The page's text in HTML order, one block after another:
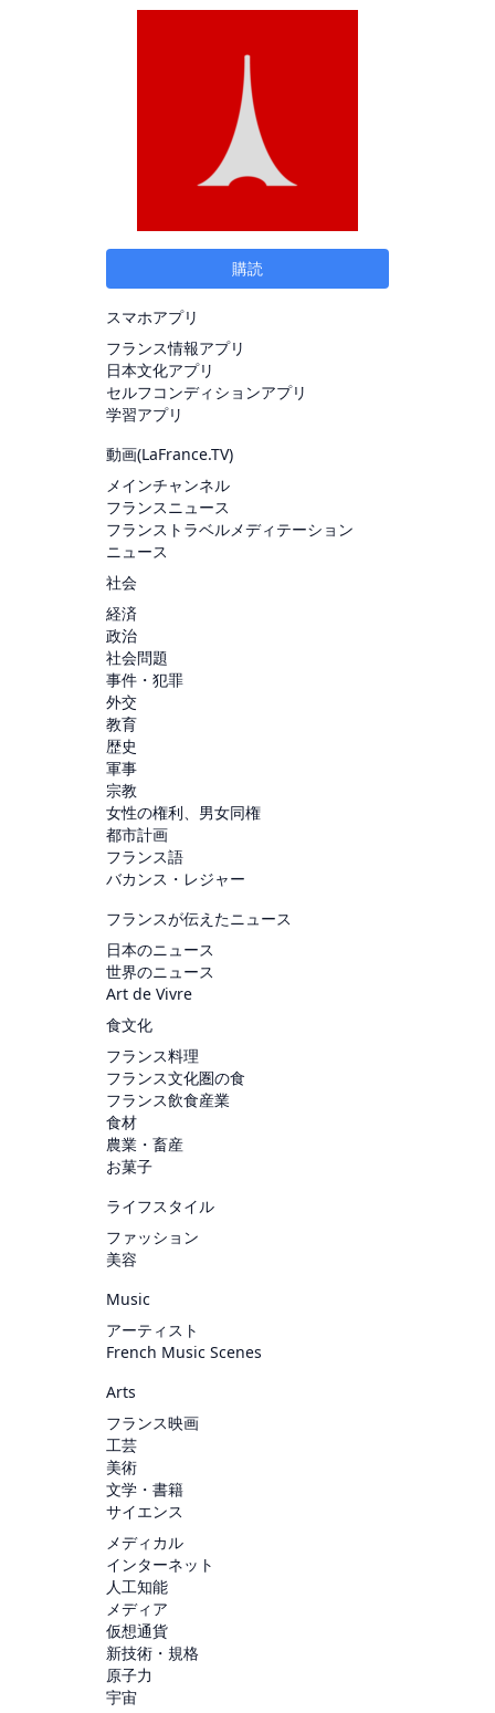
購読
スマホアプリ
フランス情報アプリ
日本文化アプリ
セルフコンディションアプリ
学習アプリ
動画(LaFrance.TV)
メインチャンネル
フランスニュース
フランストラベルメディテーション
ニュース
社会
経済
政治
社会問題
事件・犯罪
外交
教育
歴史
軍事
宗教
女性の権利、男女同権
都市計画
フランス語
バカンス・レジャー
フランスが伝えたニュース
日本のニュース
世界のニュース
Art de Vivre
食文化
フランス料理
フランス文化圏の食
フランス飲食産業
食材
農業・畜産
お菓子
ライフスタイル
ファッション
美容
Music
アーティスト
French Music Scenes
Arts
フランス映画
工芸
美術
文学・書籍
サイエンス
メディカル
インターネット
人工知能
メディア
仮想通貨
新技術・規格
原子力
宇宙